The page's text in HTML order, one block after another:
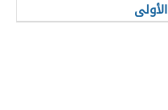
الأولى